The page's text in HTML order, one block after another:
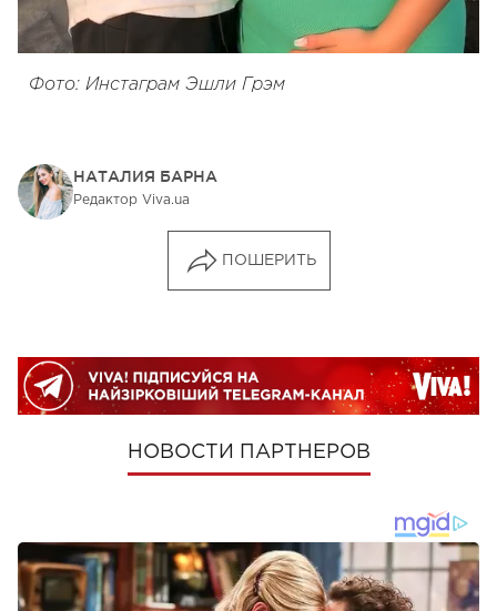
Фото: Инстаграм Эшли Грэм
НАТАЛИЯ БАРНА
Редактор Viva.ua
ПОШЕРИТЬ
НОВОСТИ ПАРТНЕРОВ